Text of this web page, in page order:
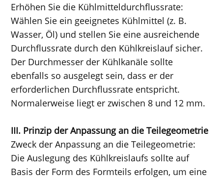
Erhöhen Sie die Kühlmitteldurchflussrate:
Wählen Sie ein geeignetes Kühlmittel (z. B.
Wasser, Öl) und stellen Sie eine ausreichende
Durchflussrate durch den Kühlkreislauf sicher.
Der Durchmesser der Kühlkanäle sollte
ebenfalls so ausgelegt sein, dass er der
erforderlichen Durchflussrate entspricht.
Normalerweise liegt er zwischen 8 und 12 mm.
III. Prinzip der Anpassung an die Teilegeometrie
Zweck der Anpassung an die Teilegeometrie:
Die Auslegung des Kühlkreislaufs sollte auf
Basis der Form des Formteils erfolgen, um eine